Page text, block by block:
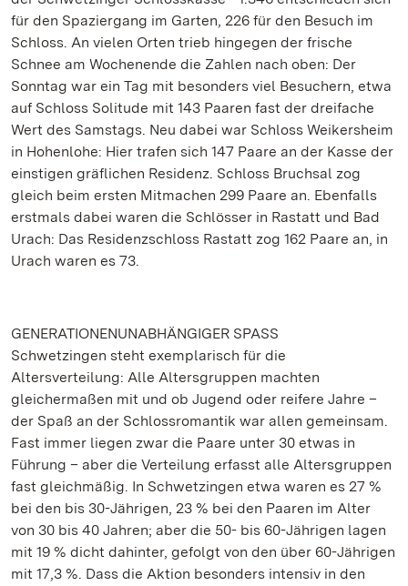
für den Spaziergang im Garten, 226 für den Besuch im
Schloss. An vielen Orten trieb hingegen der frische
Schnee am Wochenende die Zahlen nach oben: Der
Sonntag war ein Tag mit besonders viel Besuchern, etwa
auf Schloss Solitude mit 143 Paaren fast der dreifache
Wert des Samstags. Neu dabei war Schloss Weikersheim
in Hohenlohe: Hier trafen sich 147 Paare an der Kasse der
einstigen gräflichen Residenz. Schloss Bruchsal zog
gleich beim ersten Mitmachen 299 Paare an. Ebenfalls
erstmals dabei waren die Schlösser in Rastatt und Bad
Urach: Das Residenzschloss Rastatt zog 162 Paare an, in
Urach waren es 73.
GENERATIONENUNABHÄNGIGER SPASS
Schwetzingen steht exemplarisch für die
Altersverteilung: Alle Altersgruppen machten
gleichermaßen mit und ob Jugend oder reifere Jahre –
der Spaß an der Schlossromantik war allen gemeinsam.
Fast immer liegen zwar die Paare unter 30 etwas in
Führung – aber die Verteilung erfasst alle Altersgruppen
fast gleichmäßig. In Schwetzingen etwa waren es 27 %
bei den bis 30-Jährigen, 23 % bei den Paaren im Alter
von 30 bis 40 Jahren; aber die 50- bis 60-Jährigen lagen
mit 19 % dicht dahinter, gefolgt von den über 60-Jährigen
mit 17,3 %. Dass die Aktion besonders intensiv in den